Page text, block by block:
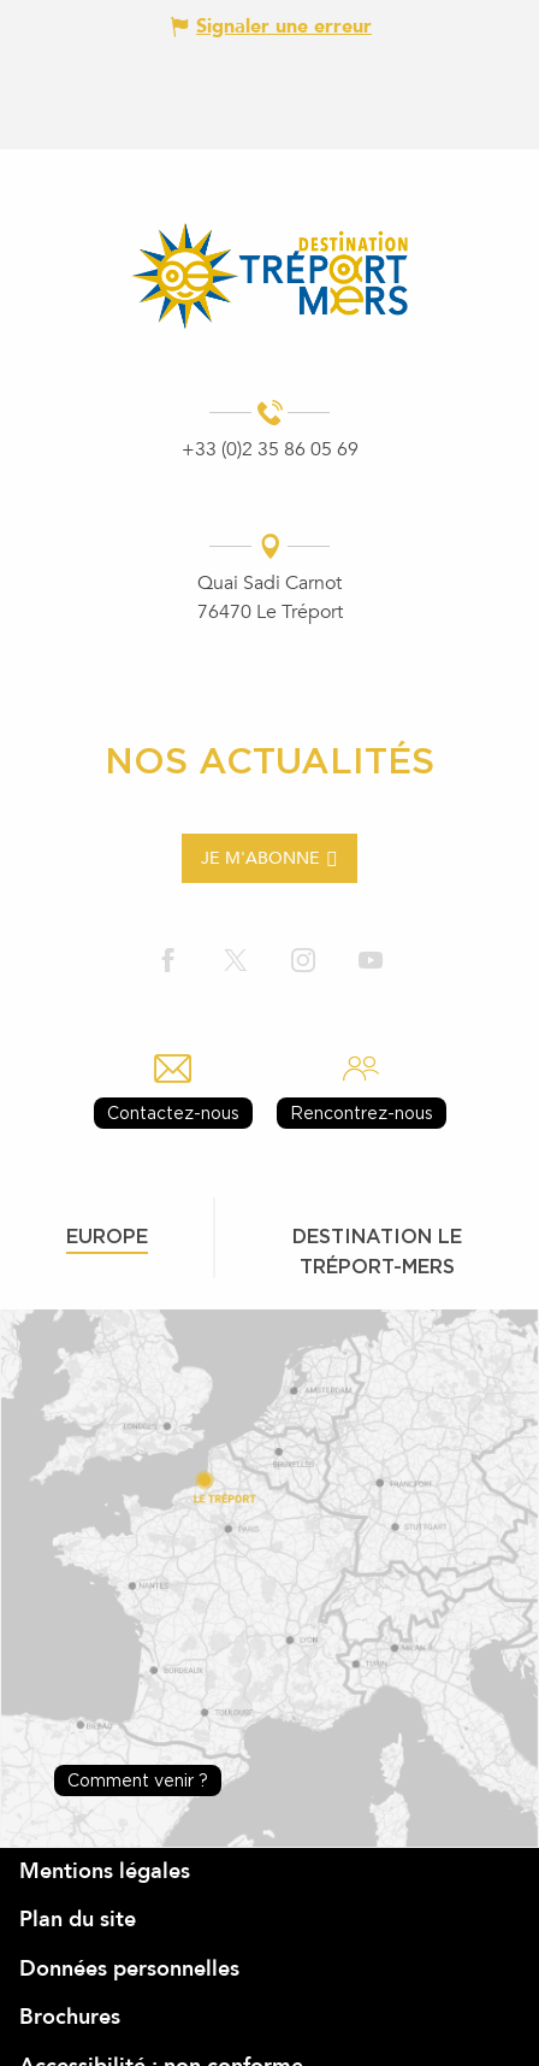
Signaler une erreur
+33 (0)2 35 86 05 69
Quai Sadi Carnot
76470 Le Tréport
NOS ACTUALITÉS
JE M'ABONNE
Contactez-nous Rencontrez-nous
EUROPE
DESTINATION LE
TRÉPORT-MERS
Comment venir ?
Mentions légales
Plan du site
Données personnelles
Brochures